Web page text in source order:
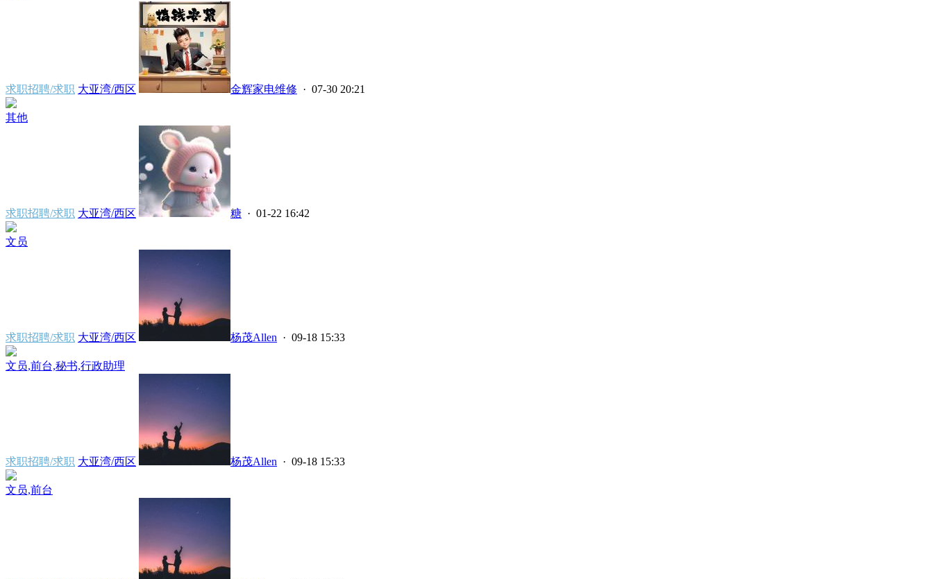
求职招聘/求职 大亚湾/西区 金辉家电维修 · 07-30 20:21
其他
求职招聘/求职 大亚湾/西区 糖 · 01-22 16:42
文员
求职招聘/求职 大亚湾/西区 杨茂Allen · 09-18 15:33
文员,前台,秘书,行政助理
求职招聘/求职 大亚湾/西区 杨茂Allen · 09-18 15:33
文员,前台